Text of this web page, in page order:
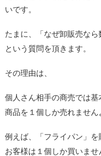
いです。
たまに、「なぜ卸販売なら
という質問を頂きます。
その理由は、
個人さん相手の商売では基
商品を１個しか売れません
例えば、「フライパン」を
お客様は１個しか買いませ